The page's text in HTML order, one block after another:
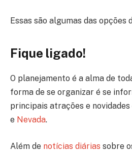
Essas são algumas das opções
Fique ligado!
O planejamento é a alma de
forma de se organizar é se
principais atrações e novidades
e Nevada.
Além de notícias diárias sobre